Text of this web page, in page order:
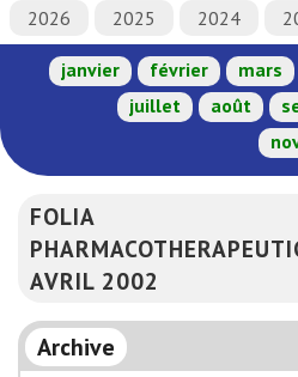
2026 2025 2024
janvier février mars
juillet
août
FOLIA
AVRIL 2002
Archive